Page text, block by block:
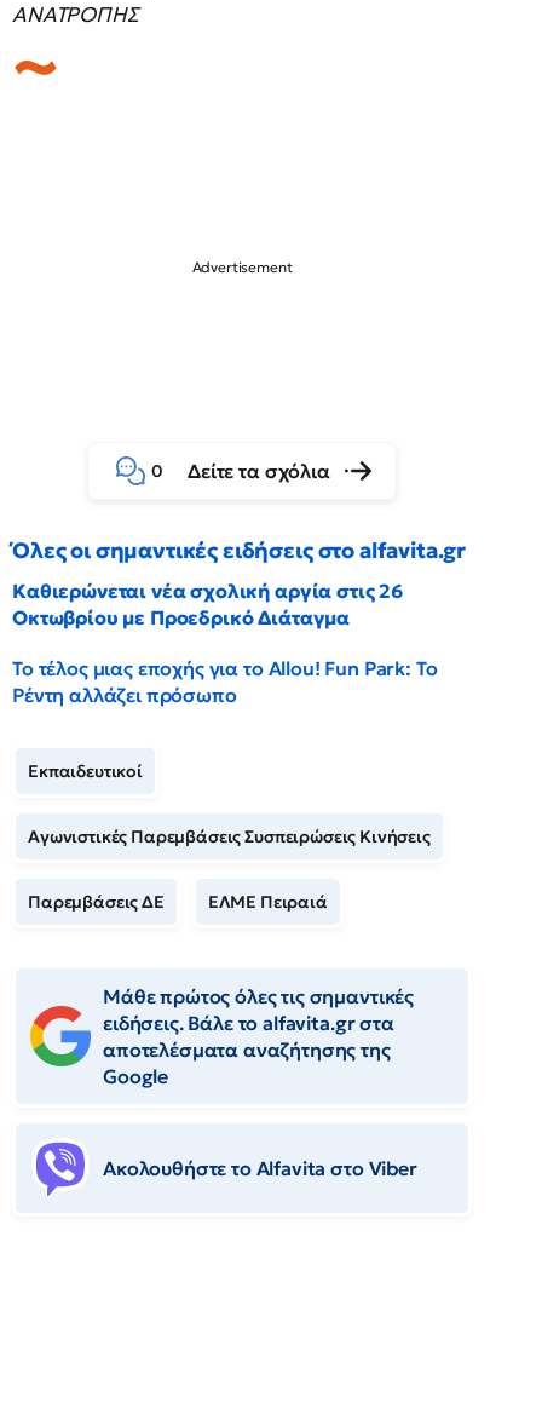
ΑΝΑΤΡΟΠΗΣ
0 Δείτε τα σχόλια
Όλες οι σημαντικές ειδήσεις στο alfavita.gr
Καθιερώνεται νέα σχολική αργία στις 26
Οκτωβρίου με Προεδρικό Διάταγμα
Το τέλος μιας εποχής για το Allou! Fun Park: Το
Ρέντη αλλάζει πρόσωπο
Εκπαιδευτικοί
Αγωνιστικές Παρεμβάσεις Συσπειρώσεις Κινήσεις
Παρεμβάσεις ΔΕ ΕΛΜΕ Πειραιά
Μάθε πρώτος όλες τις σημαντικές
ειδήσεις. Βάλε το alfavita.gr στα
αποτελέσματα αναζήτησης της
Google
Ακολουθήστε το Αlfavita στο Viber